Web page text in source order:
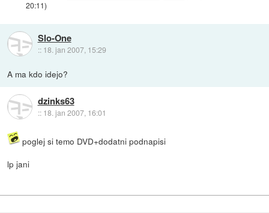
20:11)
Slo-One
:: 18. jan 2007, 15:29
A ma kdo idejo?
dzinks63
:: 18. jan 2007, 16:01
poglej si temo DVD+dodatni podnapisi
lp jani